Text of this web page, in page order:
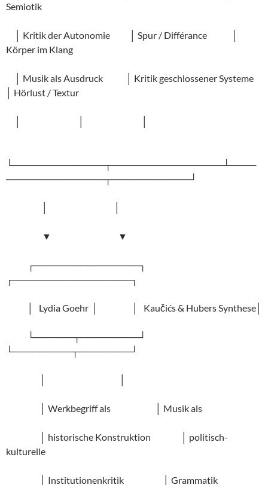
Semiotik
│ Kritik der Autonomie │ Spur / Différance │
Körper im Klang
│ Musik als Ausdruck │ Kritik geschlossener Systeme
│ Hörlust / Textur
└──────────────┬─────────────────┴────
───────────────┬────────────┘
▼ ▼
┌────────────────┐
┌──────────────────┐
│ Lydia Goehr │ │ Kaučićs & Hubers Synthese│
└──────┬─────────┘
└─────────┬────────┘
│ Werkbegriff als │ Musik als
│ historische Konstruktion │ politisch-
kulturelle
│ Institutionenkritik │ Grammatik